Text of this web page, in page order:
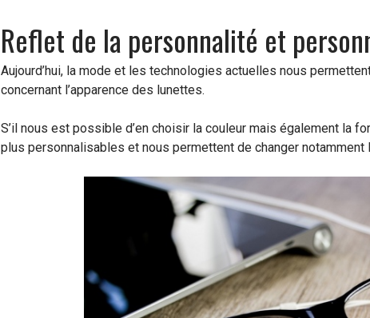
Reflet de la personnalité et
Aujourd’hui, la mode et les technologies actuelles nous
concernant l’apparence des lunettes.
S’il nous est possible d’en choisir la couleur mais également la
plus personnalisables et nous permettent de changer